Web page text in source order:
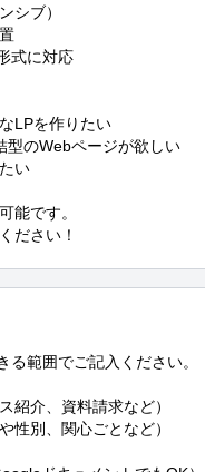
シブ）
式に対応
LPを作りたい
型のWebページが欲しい
い
能です。
ださい！
範囲でご記入ください。
紹介、資料請求など）
性別、関心ごとなど）